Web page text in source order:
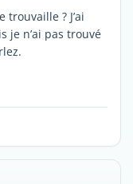
? J’ai
je n’ai pas trouvé